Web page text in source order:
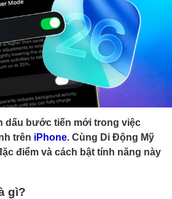
dấu bước tiến mới trong việc
trên iPhone. Cùng Di Động Mỹ
điểm và cách bật tính năng này
gì?